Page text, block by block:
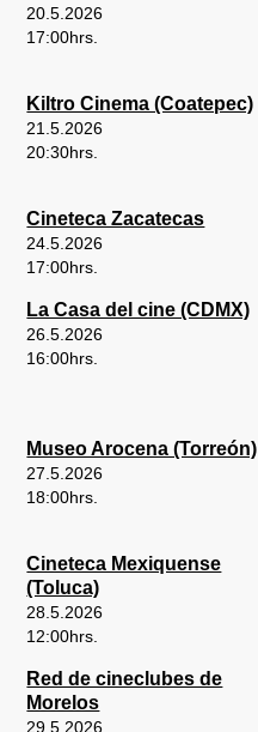
20.5.2026
17:00hrs.
Kiltro Cinema (Coatepec)
21.5.2026
20:30hrs.
Cineteca Zacatecas
24.5.2026
17:00hrs.
La Casa del cine (CDMX)
26.5.2026
16:00hrs.
Museo Arocena (Torreón)
27.5.2026
18:00hrs.
Cineteca Mexiquense
(Toluca)
28.5.2026
12:00hrs.
Red de cineclubes de
Morelos
29.5.2026